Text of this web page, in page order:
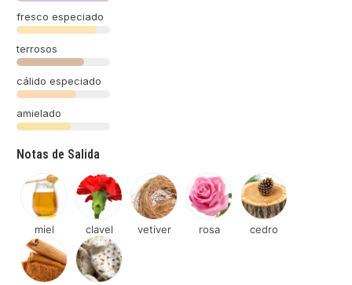
fresco especiado
terrosos
cálido especiado
amielado
Notas de Salida
miel clavel vetiver rosa cedro